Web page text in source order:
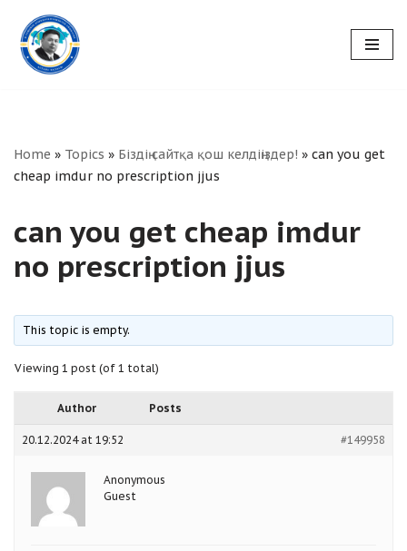
Skip
to
Home » Topics » Біздің сайтқа қош келдіңіздер! » can you get
cheap imdur no prescription jjus
can you get cheap imdur
no prescription jjus
This topic is empty.
Viewing 1 post (of 1 total)
Author Posts
20.12.2024 at 19:52 #149958
Anonymous
Guest